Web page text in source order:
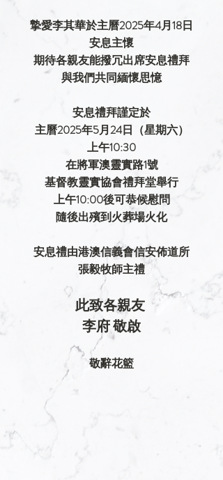
摯愛李其華於主曆2025年4月18日
安息主懷
期待各親友能撥冗出席安息禮拜
與我們共同緬懷思憶
安息禮拜謹定於
主曆2025年5月24日（星期六）
上午10:30
在將軍澳靈實路1號
基督教靈實協會禮拜堂舉行
上午10:00後可恭候慰問
隨後出殯到火葬場火化
安息禮由港澳信義會信安佈道所
張毅牧師主禮
此致各親友
李府 敬啟
敬辭花籃